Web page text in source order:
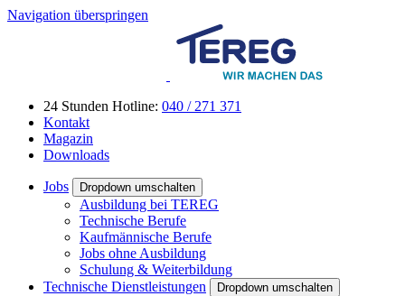
Navigation überspringen
24 Stunden Hotline: 040 / 271 371
Kontakt
Magazin
Downloads
Jobs Dropdown umschalten
Ausbildung bei TEREG
Technische Berufe
Kaufmännische Berufe
Jobs ohne Ausbildung
Schulung & Weiterbildung
Technische Dienstleistungen
Dropdown umschalten